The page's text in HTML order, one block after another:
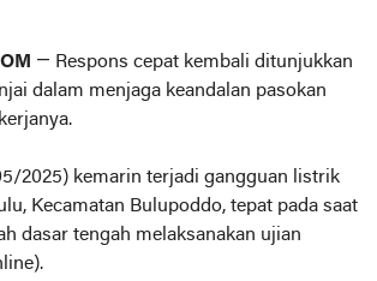
— Respons cepat kembali ditunjukkan
dalam menjaga keandalan pasokan
2025) kemarin terjadi gangguan listrik
Kecamatan Bulupoddo, tepat pada saat
dasar tengah melaksanakan ujian